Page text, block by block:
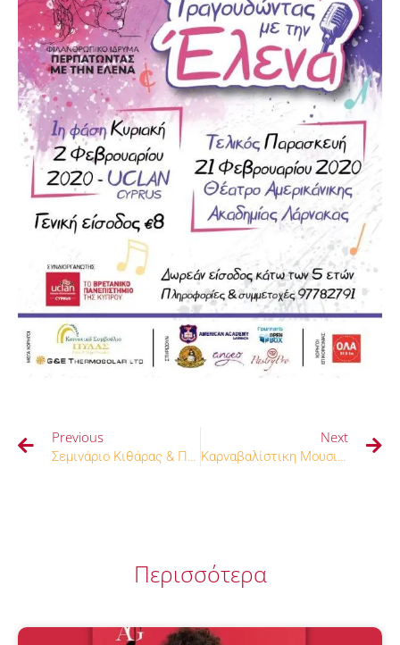
Previous
Σεμινάριο Κιθάρας & Πιάνου – 30/1, 1/2
Next
Καρναβαλίστικη Μουσική Βραδιά – Κυριακή 23/2 18:00-22:00
Περισσότερα